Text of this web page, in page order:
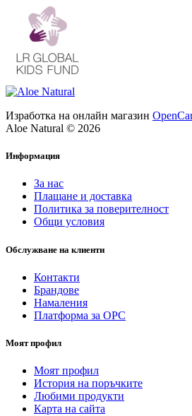
Изработка на онлайн магазин
Aloe Natural © 2026
Информация
За нас
Плащане и доставка
Политика за поверителност
Общи условия
Обслужване на клиенти
Контакти
Брандове
Намаления
Платформа за ОРС
Моят профил
Моят профил
История на поръчките
Любими продукти
Карта на сайта